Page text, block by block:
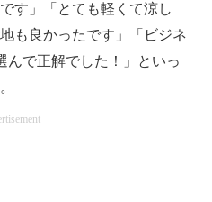
す」「とても軽くて涼し
も良かったです」「ビジネ
んで正解でした！」といっ